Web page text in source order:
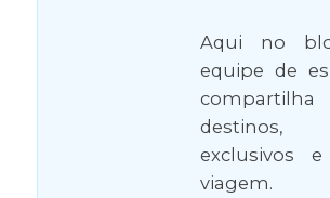
Aqui no
equipe de
destinos,
exclusivos
viagem.